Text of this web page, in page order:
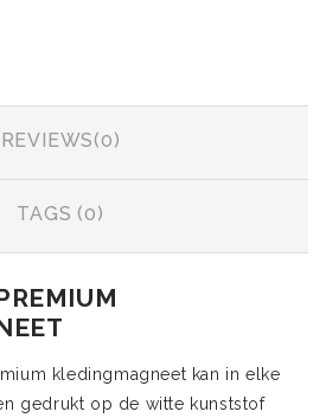
REVIEWS(0)
TAGS (0)
kledingmagneet kan in elke
gedrukt op de witte kunststof